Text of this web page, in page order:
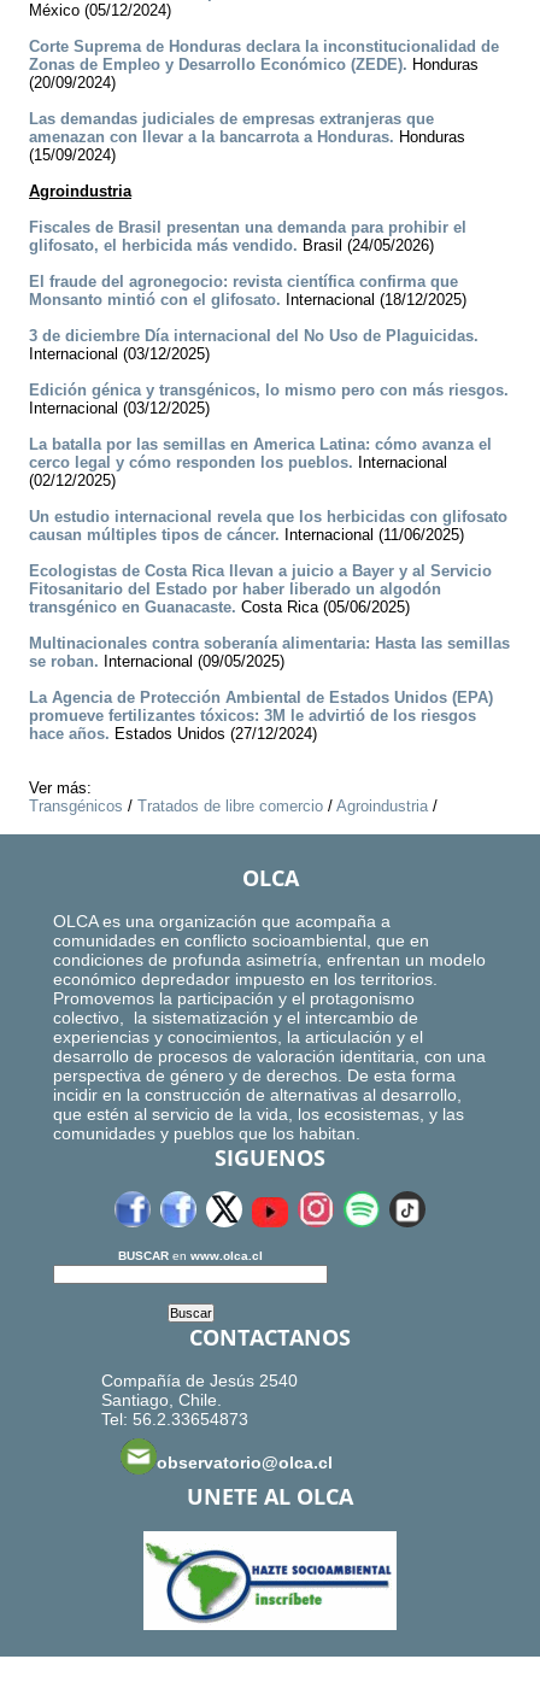
México (05/12/2024)
Corte Suprema de Honduras declara la inconstitucionalidad de
Zonas de Empleo y Desarrollo Económico (ZEDE). Honduras
(20/09/2024)
Las demandas judiciales de empresas extranjeras que
amenazan con llevar a la bancarrota a Honduras. Honduras
(15/09/2024)
Agroindustria
Fiscales de Brasil presentan una demanda para prohibir el
glifosato, el herbicida más vendido. Brasil (24/05/2026)
El fraude del agronegocio: revista científica confirma que
Monsanto mintió con el glifosato. Internacional (18/12/2025)
3 de diciembre Día internacional del No Uso de Plaguicidas.
Internacional (03/12/2025)
Edición génica y transgénicos, lo mismo pero con más riesgos.
Internacional (03/12/2025)
La batalla por las semillas en America Latina: cómo avanza el
cerco legal y cómo responden los pueblos. Internacional
(02/12/2025)
Un estudio internacional revela que los herbicidas con glifosato
causan múltiples tipos de cáncer. Internacional (11/06/2025)
Ecologistas de Costa Rica llevan a juicio a Bayer y al Servicio
Fitosanitario del Estado por haber liberado un algodón
transgénico en Guanacaste. Costa Rica (05/06/2025)
Multinacionales contra soberanía alimentaria: Hasta las semillas
se roban. Internacional (09/05/2025)
La Agencia de Protección Ambiental de Estados Unidos (EPA)
promueve fertilizantes tóxicos: 3M le advirtió de los riesgos
hace años. Estados Unidos (27/12/2024)
Ver más:
Transgénicos / Tratados de libre comercio / Agroindustria/
OLCA
OLCA es una organización que acompaña a
comunidades en conflicto socioambiental, que en
condiciones de profunda asimetría, enfrentan un modelo
económico depredador impuesto en los territorios.
Promovemos la participación y el protagonismo
colectivo, la sistematización y el intercambio de
experiencias y conocimientos, la articulación y el
desarrollo de procesos de valoración identitaria, con una
perspectiva de género y de derechos. De esta forma
incidir en la construcción de alternativas al desarrollo,
que estén al servicio de la vida, los ecosistemas, y las
comunidades y pueblos que los habitan.
SIGUENOS
BUSCAR en www.olca.cl
CONTACTANOS
Compañía de Jesús 2540
Santiago, Chile.
Tel: 56.2.33654873
observatorio@olca.cl
UNETE AL OLCA